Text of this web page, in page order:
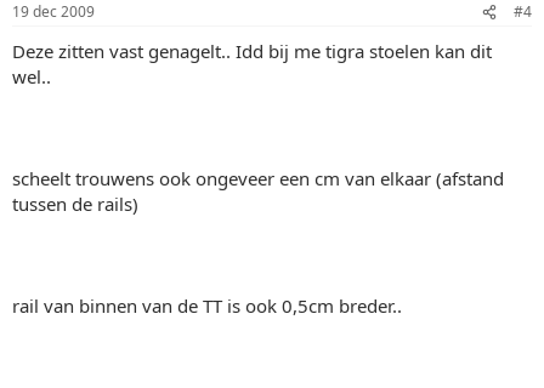
19 dec 2009 #4
Deze zitten vast genagelt.. Idd bij me tigra stoelen kan dit
wel..
scheelt trouwens ook ongeveer een cm van elkaar (afstand
tussen de rails)
rail van binnen van de TT is ook 0,5cm breder..